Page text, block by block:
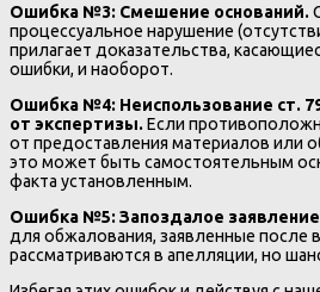
Ошибка №3: Смешение оснований.
процессуальное нарушение
прилагает доказательства,
ошибки, и наоборот.
Ошибка №4: Неиспользование ст.
от экспертизы.Если
от предоставления материалов или
это может быть самостоятельным
факта установленным.
Ошибка №5: Запоздалое заявление
для обжалования, заявленные после
рассматриваются в апелляции, но